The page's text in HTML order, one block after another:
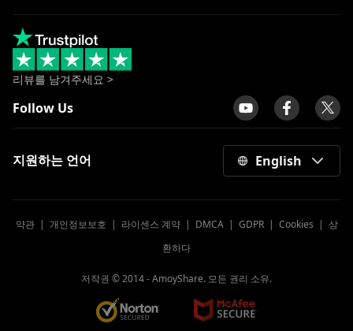
리뷰를 남겨주세요 >
Follow Us
지원하는 언어 English
약관| 개인정보보호 | 라이센스 계약| DMCA| GDPR| Cookies | 상
환하다
저작권 © 2014 -AmoyShare. 모든 권리 소유.